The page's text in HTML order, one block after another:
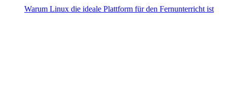
Warum Linux die ideale Plattform für den Fernunterricht ist